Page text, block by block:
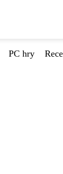
PC hry